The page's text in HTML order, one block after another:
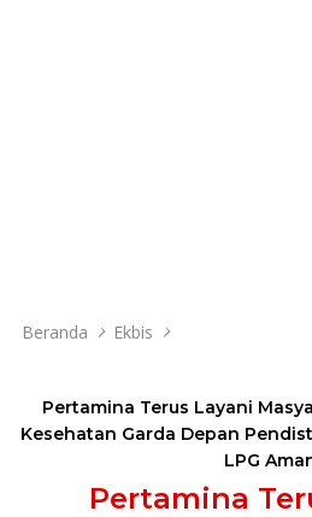
Beranda Ekbis
Pertamina Terus Layani
Kesehatan Garda Depan
LPG
Pertamina